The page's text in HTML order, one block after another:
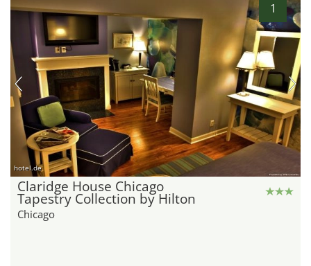
1
hotel.de
Claridge House Chicago
Tapestry Collection by Hilton
Chicago